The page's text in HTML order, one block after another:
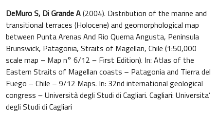
DeMuro S, Di Grande A(2004). Distribution of the marine and
transitional terraces (Holocene) and geomorphological map
between Punta Arenas And Rio Quema Angusta, Peninsula
Brunswick, Patagonia, Straits of Magellan, Chile (1:50,000
scale map – Map n° 6/12 – First Edition). In: Atlas of the
Eastern Straits of Magellan coasts – Patagonia and Tierra del
Fuego – Chile – 9/12 Maps. In: 32nd international geological
congress – Università degli Studi di Cagliari. Cagliari: Universita’
degli Studi di Cagliari